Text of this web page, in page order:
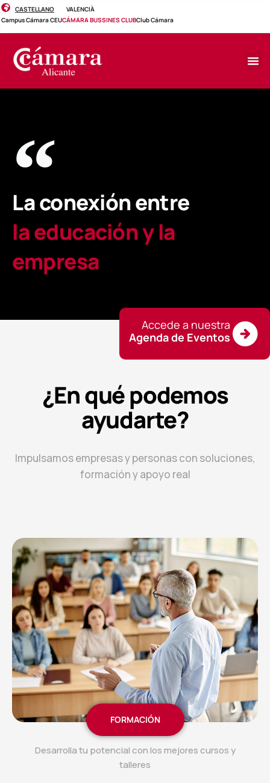
CASTELLANO
VALENCIÀ
Campus Cámara CEUCÁMARA BUSSINES CLUBClub Cámara
La conexión entre
la educación y la
empresa
Accede a nuestra
Agenda de Eventos
¿En qué podemos
ayudarte?
Impulsamos empresas y personas con soluciones,
formación y apoyo real
FORMACIÓN
Desarrolla tu potencial con los mejores cursos y
talleres